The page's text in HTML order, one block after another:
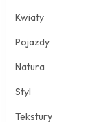
Kwiaty
Pojazdy
Natura
Styl
Tekstury